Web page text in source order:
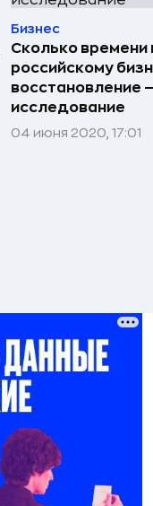
Бизнес
Сколько времени
российскому
восстановление
исследование
04 июня 2020, 17:01